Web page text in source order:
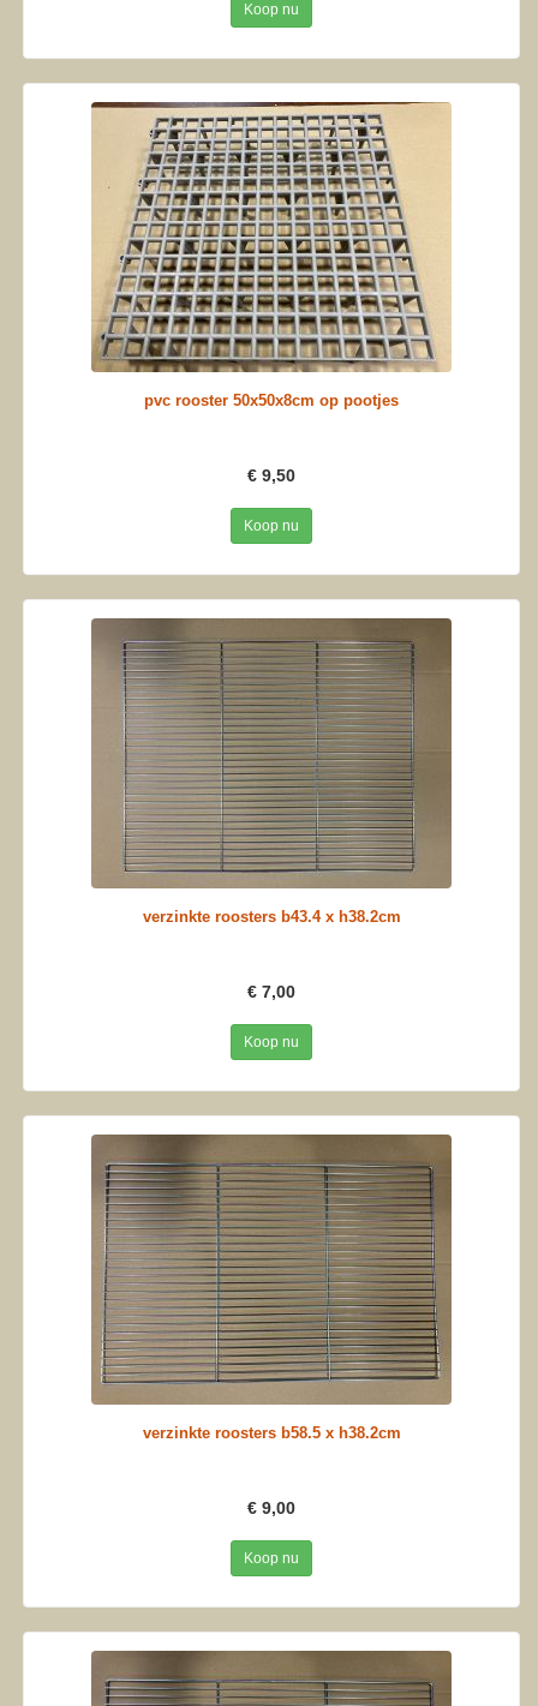
Koop nu
pvc rooster 50x50x8cm op pootjes
€ 9,50
Koop nu
verzinkte roosters b43.4 x h38.2cm
€ 7,00
Koop nu
verzinkte roosters b58.5 x h38.2cm
€ 9,00
Koop nu